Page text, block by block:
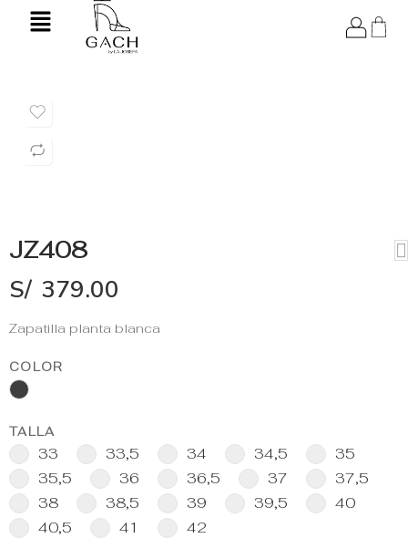
JZ408
S/ 379.00
Zapatilla planta blanca
COLOR
TALLA
33 33,5 34 34,5
35
35,5
36 36,5 37
37,5
38
38,5 39 39,5
40
40,5
41 42